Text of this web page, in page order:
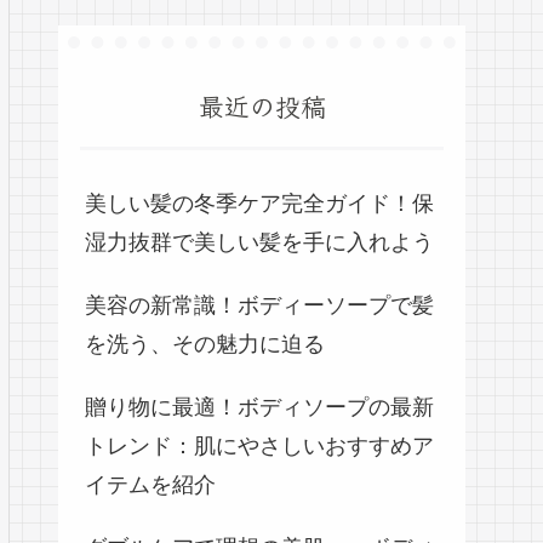
最近の投稿
美しい髪の冬季ケア完全ガイド！保
湿力抜群で美しい髪を手に入れよう
美容の新常識！ボディーソープで髪
を洗う、その魅力に迫る
贈り物に最適！ボディソープの最新
トレンド：肌にやさしいおすすめア
イテムを紹介